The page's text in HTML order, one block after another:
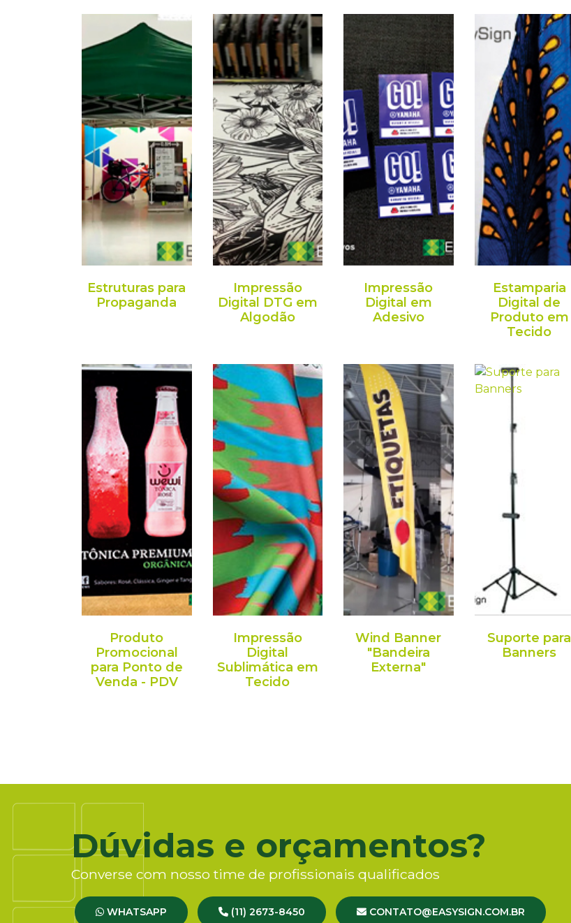
Estruturas para
Propaganda
Impressão
Digital DTG em
Algodão
Impressão
Digital em
Adesivo
Estamparia
Digital de
Produto em
Tecido
Produto
Promocional
para Ponto de
Venda - PDV
Impressão
Digital
Sublimática em
Tecido
Wind Banner
"Bandeira
Externa"
Suporte para
Banners
Dúvidas e orçamentos?
Converse com nosso time de profissionais qualificados
WHATSAPP (11) 2673-8450 CONTATO@EASYSIGN.COM.BR